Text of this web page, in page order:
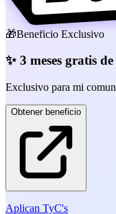
🎁Beneficio Exclusivo
✨ 3 meses gratis
Exclusivo para mi
Obtener beneficio
Aplican TyC's